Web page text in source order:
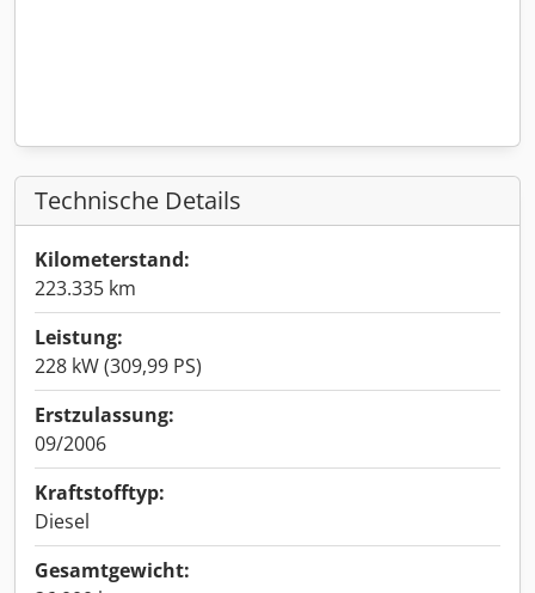
Technische Details
Kilometerstand:
223.335 km
Leistung:
228 kW (309,99 PS)
Erstzulassung:
09/2006
Kraftstofftyp:
Diesel
Gesamtgewicht: